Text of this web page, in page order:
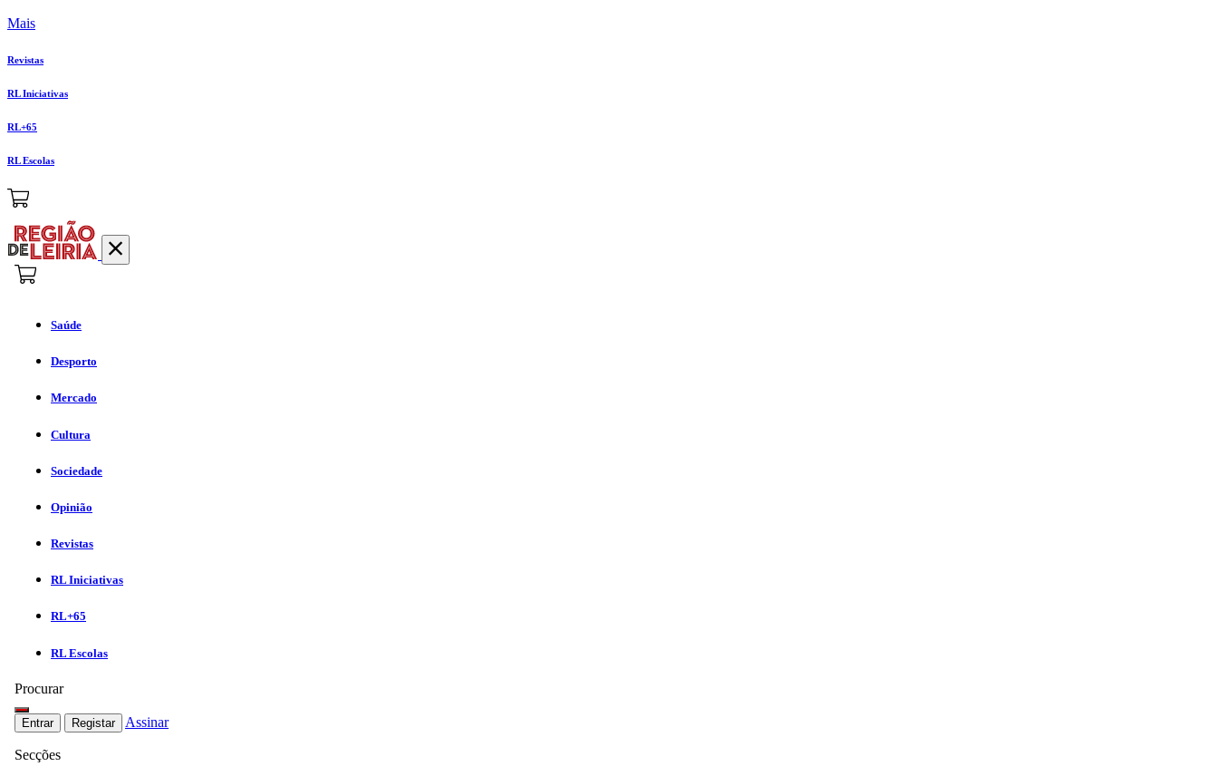
Mais
Revistas
RL Iniciativas
RL+65
RL Escolas
Saúde
Desporto
Mercado
Cultura
Sociedade
Opinião
Revistas
RL Iniciativas
RL+65
RL Escolas
Procurar
Entrar Registar Assinar
Secções